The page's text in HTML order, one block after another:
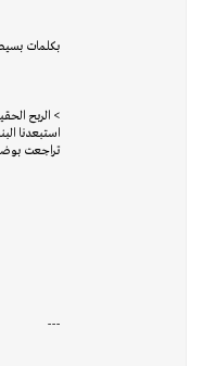
بكلمات
> الربح
استبعدنا
تراجعت
---